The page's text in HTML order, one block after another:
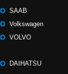
SAAB
Volkswagen
VOLVO
DAIHATSU